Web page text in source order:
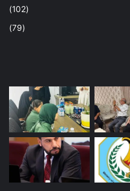
(102)
(79)